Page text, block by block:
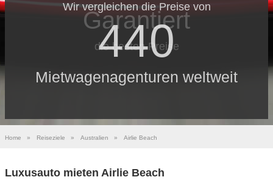
Wir vergleichen die Preise von
440
Mietwagenagenturen weltweit
Garantiert
die besten Preise
Home » Reiseziele » Australien » Airlie Beach
Luxusauto mieten Airlie Beach